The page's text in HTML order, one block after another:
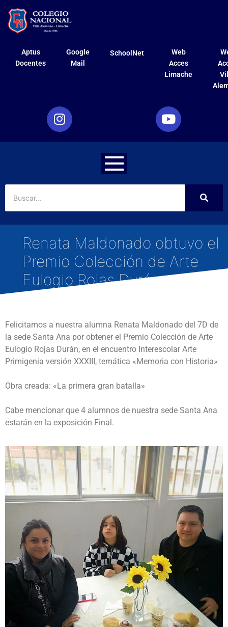
Aptus
Docentes
Google
Mail
SchoolNet
Web
Acces
Limache
Renata Maldonado obtuvo el
Premio Colección de Arte
Eulogio Rojas Durán
Felicitamos a nuestra alumna Renata Maldonado del 7D de
la sede Santa Ana por obtener el Premio Colección de Arte
Eulogio Rojas Durán, en el encuentro Interescolar Arte
Primigenia versión XXXIII, temática «Memoria con Historia»
Obra creada: «La primera gran batalla»
Cabe mencionar que 4 alumnos de nuestra sede Santa Ana
estarán en la exposición Final.